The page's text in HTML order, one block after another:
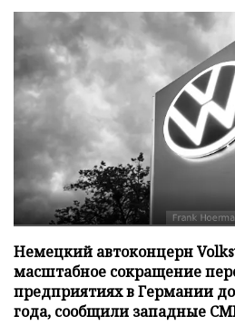
Немецкий автоконцерн
масштабное сокращение
предприятиях в Германии
года, сообщили западные